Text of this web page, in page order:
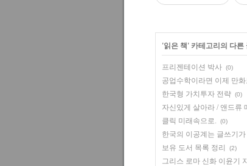
'읽은 책 ' 카테고리의 다른
프리젠테이션 박사 (0)
공업수학이라면 이제 만
한국형 가치투자 전략 (0)
자신있게 살아라 / 앤드류
클릭 미래속으로. (0)
한국의 이공계는 글쓰기가
보유 도서 목록 정리 (2)
그리스 로마 신화 이윤기